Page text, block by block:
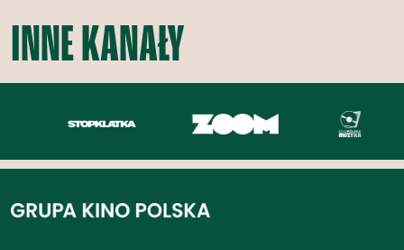
INNE KANAŁY